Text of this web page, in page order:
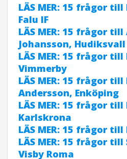
LÄS MER: 15 frågor
Falu IF
LÄS MER: 15 frågor
Johansson, Hudiksvall
LÄS MER: 15 frågor
Vimmerby
LÄS MER: 15 frågor till
Andersson, Enköping
LÄS MER: 15 frågor
Karlskrona
LÄS MER: 15 frågor
LÄS MER: 15 frågor
Visby Roma